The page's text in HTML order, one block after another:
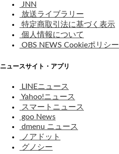
JNN
放送ライブラリー
特定商取引法に基づく表示
個人情報について
OBS NEWS Cookieポリシー
ニュースサイト・アプリ
LINEニュース
Yahoo!ニュース
スマートニュース
goo News
dmenu ニュース
ノアドット
グノシー